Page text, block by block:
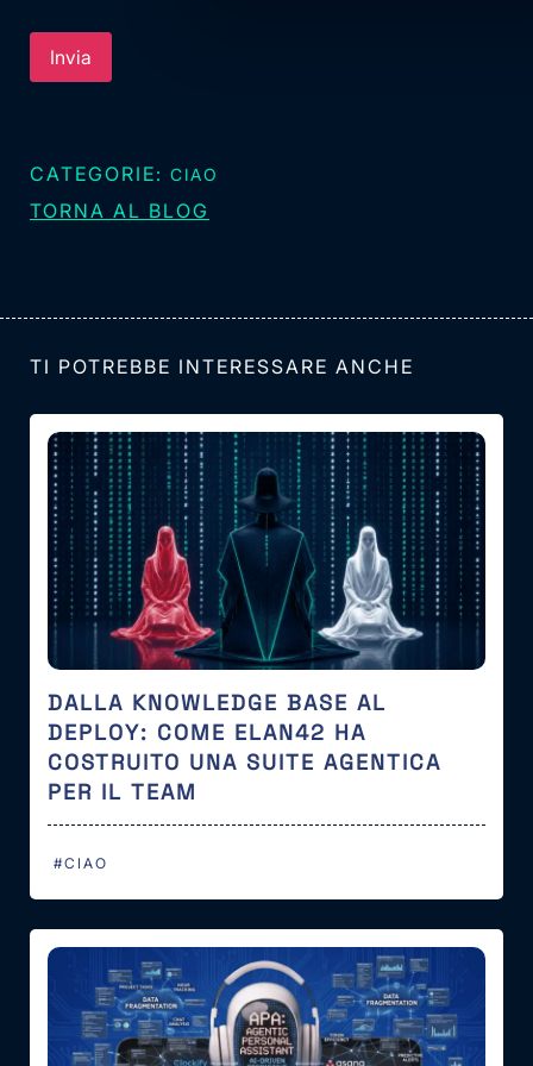
r
s
o
*
CATEGORIE: CIAO
TORNA AL BLOG
TI POTREBBE INTERESSARE ANCHE
DALLA KNOWLEDGE BASE AL
DEPLOY: COME ELAN42 HA
COSTRUITO UNA SUITE AGENTICA
PER IL TEAM
#CIAO